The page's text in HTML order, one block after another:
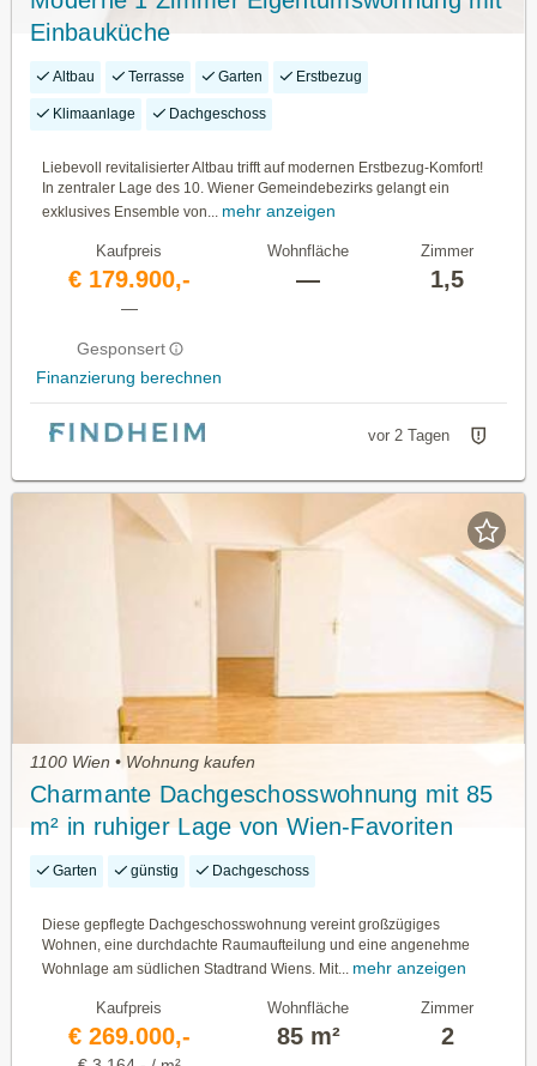
Einbauküche
Altbau Terrasse Garten Erstbezug
Klimaanlage Dachgeschoss
Liebevoll revitalisierter Altbau trifft auf modernen Erstbezug-Komfort!
In zentraler Lage des 10. Wiener Gemeindebezirks gelangt ein
exklusives Ensemble von... mehr anzeigen
Kaufpreis
€ 179.900,-
—
Gesponsert
Finanzierung berechnen
Wohnfläche
—
Zimmer
1,5
vor 2 Tagen
1100 Wien • Wohnung kaufen
Charmante Dachgeschosswohnung mit 85
m² in ruhiger Lage von Wien-Favoriten
Garten günstig Dachgeschoss
Diese gepflegte Dachgeschosswohnung vereint großzügiges
Wohnen, eine durchdachte Raumaufteilung und eine angenehme
Wohnlage am südlichen Stadtrand Wiens. Mit... mehr anzeigen
Kaufpreis
€ 269.000,-
Wohnfläche
85 m²
Zimmer
2